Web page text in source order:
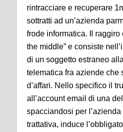
rintracciare e recuperare
sottratti ad un’azienda
frode informatica. Il raggiro
the middle” e consiste
di un soggetto estraneo
telematica fra aziende che
d’affari. Nello specifico il
all’account email di una
spacciandosi per
trattativa, induce